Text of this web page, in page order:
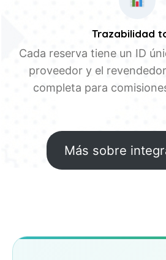
Trazabilidad
Cada reserva tiene un ID
proveedor y el
completa para
Más sobre